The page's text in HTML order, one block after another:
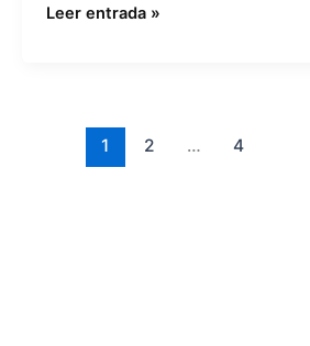
Leer entrada »
1 2 … 4